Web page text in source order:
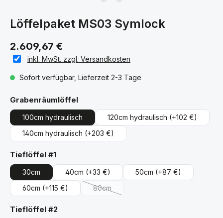
Löffelpaket MS03 Symlock
2.609,67 €
inkl. MwSt. zzgl. Versandkosten
Sofort verfügbar, Lieferzeit 2-3 Tage
Grabenräumlöffelauswählen
100cm hydraulisch 120cm hydraulisch (+102 €)
140cm hydraulisch (+203 €)
Tieflöffel #1auswählen
30cm 40cm (+33 €) 50cm (+87 €)
60cm (+115 €) 80cm
(Diese Option ist zurzeit nicht verfügbar.)
Tieflöffel #2auswählen